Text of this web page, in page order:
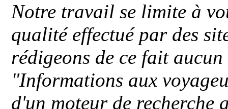
Notre travail se limite à
qualité effectué par des
rédigeons de ce fait
"Informations aux
d'un moteur de recherche